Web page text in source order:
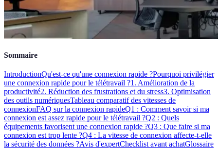
Sommaire
IntroductionQu'est-ce qu'une connexion rapide ?Pourquoi privilégier
une connexion rapide pour le télétravail ?1. Amélioration de la
productivité2. Réduction des frustrations et du stress3. Optimisation
des outils numériquesTableau comparatif des vitesses de
connexionFAQ sur la connexion rapideQ1 : Comment savoir si ma
connexion est assez rapide pour le télétravail ?Q2 : Quels
équipements favorisent une connexion rapide ?Q3 : Que faire si ma
connexion est trop lente ?Q4 : La vitesse de connexion affecte-t-elle
la sécurité des données ?Avis d'expertChecklist avant achatGlossaire